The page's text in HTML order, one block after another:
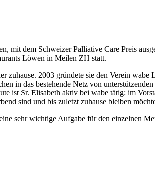
mit dem Schweizer Palliative Care Preis
Löwen in Meilen ZH statt.
2003 gründete sie den Verein
in das bestehende Netz von
ist Sr. Elisabeth aktiv bei wabe tätig: im
sind und bis zuletzt zuhause bleiben
sehr wichtige Aufgabe für den einzelnen